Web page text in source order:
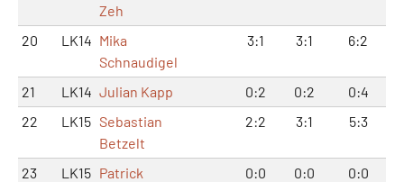
Zeh
20 LK14 Mika
Schnaudigel
3:1 3:1 6:2
21 LK14 Julian Kapp 0:2 0:2
0:4
22
LK15 Sebastian
Betzelt
2:2 3:1 5:3
23 LK15 Patrick
0:0 0:0 0:0